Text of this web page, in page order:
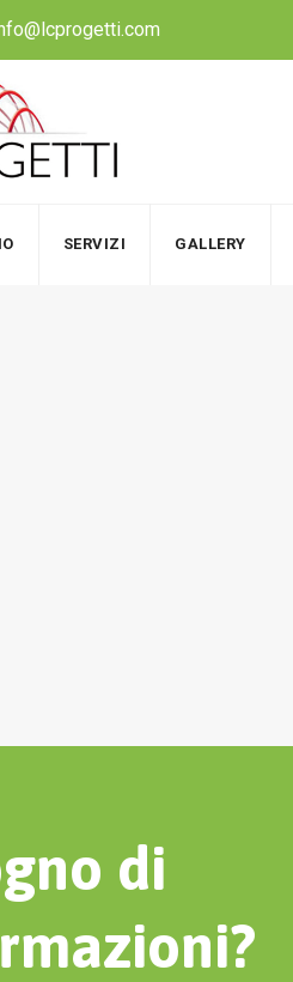
SERVIZI GALLERY
di